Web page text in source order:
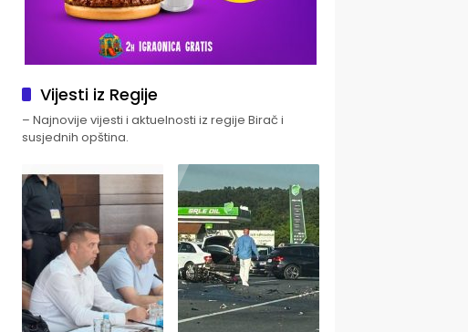
Vijesti iz Regije
– Najnovije vijesti i aktuelnosti iz regije Birač i
susjednih opština.